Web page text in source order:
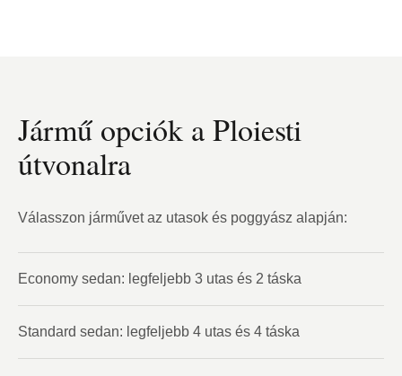
Jármű opciók a Ploiesti
útvonalra
Válasszon járművet az utasok és poggyász alapján:
Economy sedan: legfeljebb 3 utas és 2 táska
Standard sedan: legfeljebb 4 utas és 4 táska